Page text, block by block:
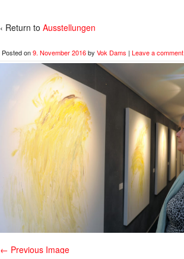
‹ Return to Ausstellungen
Posted on9. November 2016by Vok Dams | Leave a comment
← Previous Image